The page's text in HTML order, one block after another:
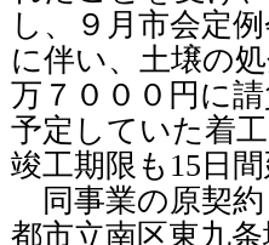
し、９月市会定
に伴い、土壌の
万７０００円に
予定していた着
竣工期限も15日
同事業の原契約
都市立南区東九